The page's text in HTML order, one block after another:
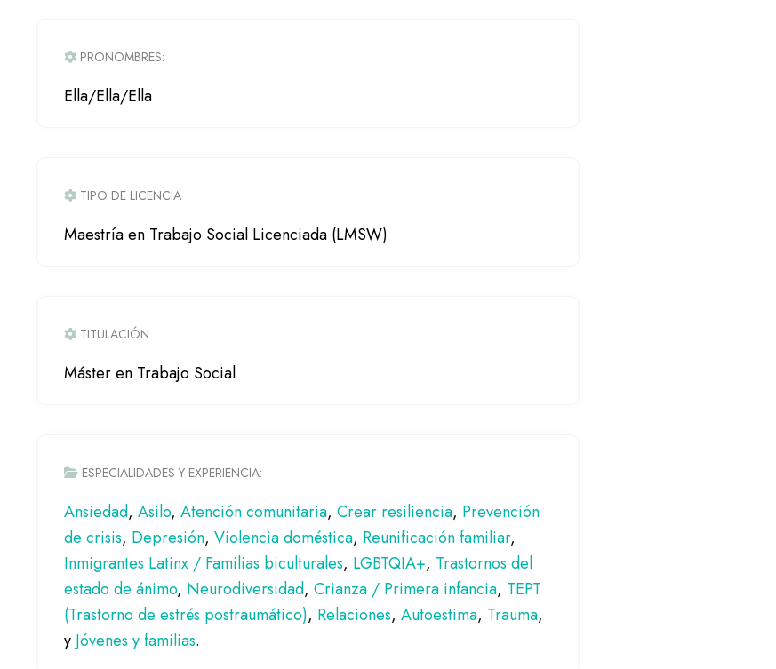
PRONOMBRES:
Ella/Ella/Ella
TIPO DE LICENCIA
Maestría en Trabajo Social Licenciada (LMSW)
TITULACIÓN
Máster en Trabajo Social
ESPECIALIDADES Y EXPERIENCIA:
Ansiedad, Asilo, Atención comunitaria, Crear resiliencia, Prevención
de crisis, Depresión, Violencia doméstica, Reunificación familiar,
Inmigrantes Latinx / Familias biculturales, LGBTQIA+, Trastornos del
estado de ánimo, Neurodiversidad, Crianza / Primera infancia, TEPT
(Trastorno de estrés postraumático), Relaciones, Autoestima, Trauma,
y Jóvenes y familias.